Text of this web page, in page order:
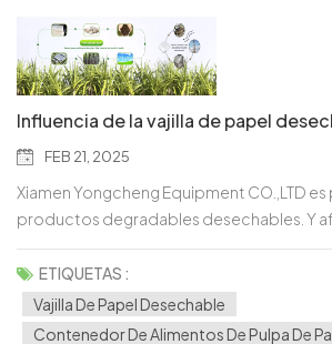
Influencia de la vajilla de papel
FEB 21, 2025
Xiamen Yongcheng Equipment CO.,LTD
productos degradables desechables. Y
Vasos de papel, cuencos de papel,
de pulpa de papel... Presentamos nuestro
de papel desechable - ¡La combinación
comodidad y sostenibilidad!Dile adiós a la
ETIQUETAS :
Vajilla De Papel Desechable
Contenedor De Alimentos De Pulpa De